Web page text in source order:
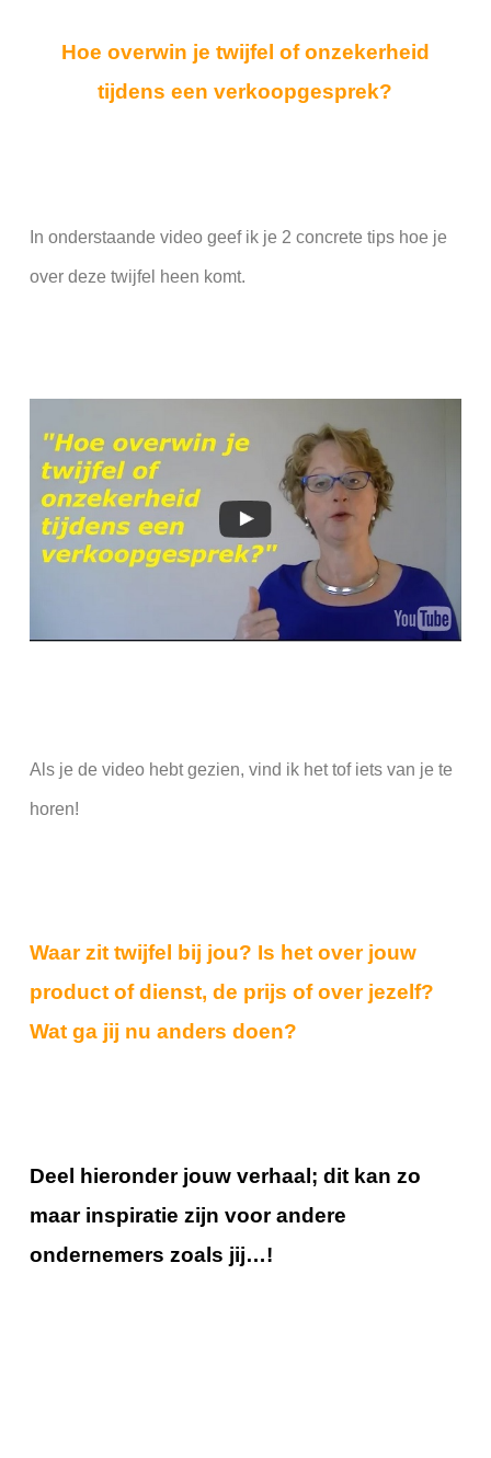
Hoe overwin je twijfel of onzekerheid
tijdens een verkoopgesprek?
In onderstaande video geef ik je 2 concrete tips hoe je
over deze twijfel heen komt.
Als je de video hebt gezien, vind ik het tof iets van je te
horen!
Waar zit twijfel bij jou? Is het over jouw
product of dienst, de prijs of over jezelf?
Wat ga jij nu anders doen?
Deel hieronder jouw verhaal; dit kan zo
maar inspiratie zijn voor andere
ondernemers zoals jij…!